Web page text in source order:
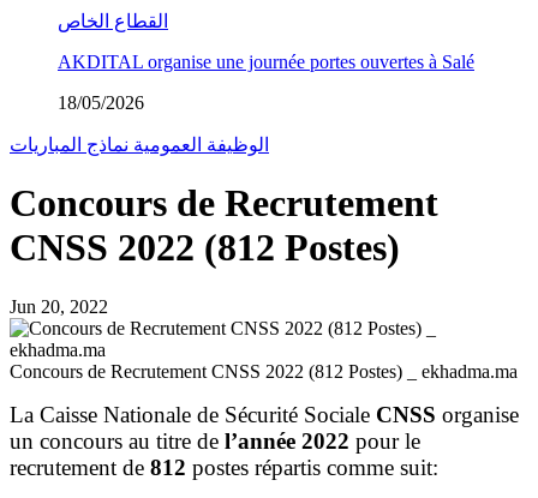
القطاع الخاص
AKDITAL organise une journée portes ouvertes à Salé
18/05/2026
الوظيفة العمومية نماذج المباريات
Concours de Recrutement
CNSS 2022 (812 Postes)
Jun 20, 2022
Concours de Recrutement CNSS 2022 (812 Postes) _ ekhadma.ma
La Caisse Nationale de Sécurité Sociale CNSS organise
un concours au titre de l’année 2022 pour le
recrutement de 812 postes répartis comme suit: